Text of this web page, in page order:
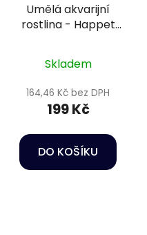
Umělá akvarijní
rostlina - Happet
Skladem
164,46 Kč bez DPH
199 Kč
DO KOŠÍKU